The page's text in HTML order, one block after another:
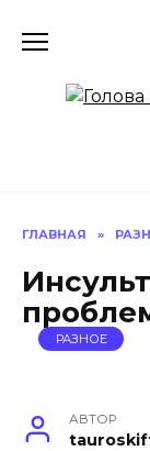
ГЛАВНАЯ »
РАЗНОЕ
АВТОР